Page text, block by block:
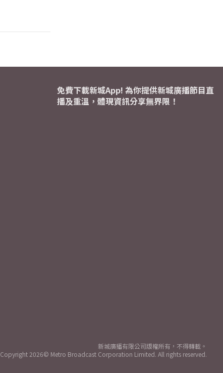
免費下載新城App! 為你提供新城廣播節目直
播及重溫，體現資訊分享無界限！
新城廣播有限公司版權所有，不得轉載。
Copyright 2026© Metro Broadcast Corporation Limited. All rights reserved.